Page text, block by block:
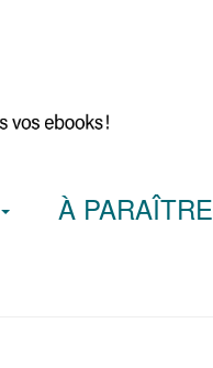
À PARAÎTRE